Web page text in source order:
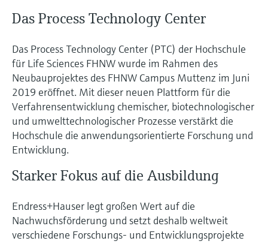
Das Process Technology Center
Das Process Technology Center (PTC) der Hochschule
für Life Sciences FHNW wurde im Rahmen des
Neubauprojektes des FHNW Campus Muttenz im Juni
2019 eröffnet. Mit dieser neuen Plattform für die
Verfahrensentwicklung chemischer, biotechnologischer
und umwelttechnologischer Prozesse verstärkt die
Hochschule die anwendungsorientierte Forschung und
Entwicklung.
Starker Fokus auf die Ausbildung
Endress+Hauser legt großen Wert auf die
Nachwuchsförderung und setzt deshalb weltweit
verschiedene Forschungs- und Entwicklungsprojekte